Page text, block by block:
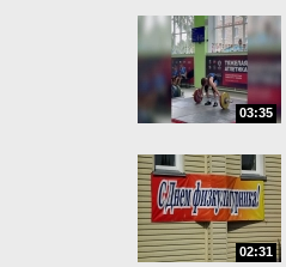
03:35
02:31